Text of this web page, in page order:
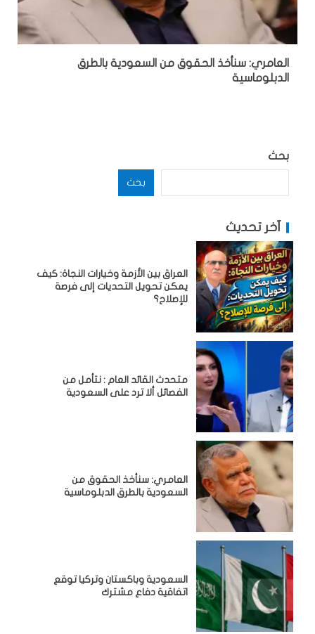
العامري: سنأخذ الحقوق من السعودية بالطرق
الدبلوماسية
بحث
بحث
آخر تحديث
العراق بين الأزمة وخيارات النجاة: كيف
يمكن تحويل التحديات إلى فرصة
للإصلاح؟
متحدث القائد العام : نتأمل من
الفصائل ألا ترد على السعودية
العامري: سنأخذ الحقوق من
السعودية بالطرق الدبلوماسية
السعودية وباكستان وتركيا توقع
اتفاقية دفاع مشترك